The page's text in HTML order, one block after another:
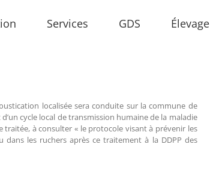
Services GDS Élevage
localisée sera conduite sur la commune de
cycle local de transmission humaine de la maladie
à consulter « le protocole visant à prévenir les
les ruchers après ce traitement à la DDPP des